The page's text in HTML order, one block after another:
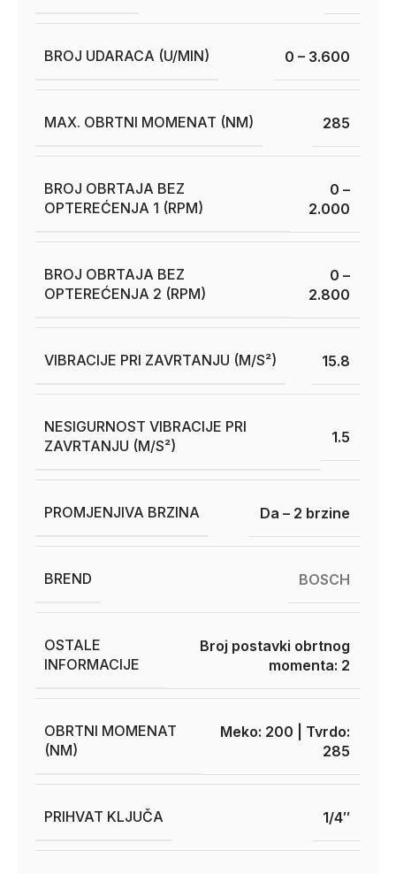
BROJ UDARACA (U/MIN) 0 – 3.600
MAX. OBRTNI MOMENAT (NM) 285
BROJ OBRTAJA BEZ
OPTEREĆENJA 1 (RPM)
0 –
2.000
BROJ OBRTAJA BEZ
OPTEREĆENJA 2 (RPM)
0 –
2.800
VIBRACIJE PRI ZAVRTANJU (M/S²) 15.8
NESIGURNOST VIBRACIJE PRI
ZAVRTANJU (M/S²)
1.5
PROMJENJIVA BRZINA Da – 2 brzine
BREND BOSCH
OSTALE
INFORMACIJE
Broj postavki obrtnog
momenta: 2
OBRTNI MOMENAT
(NM)
Meko: 200 | Tvrdo:
285
PRIHVAT KLJUČA 1/4″